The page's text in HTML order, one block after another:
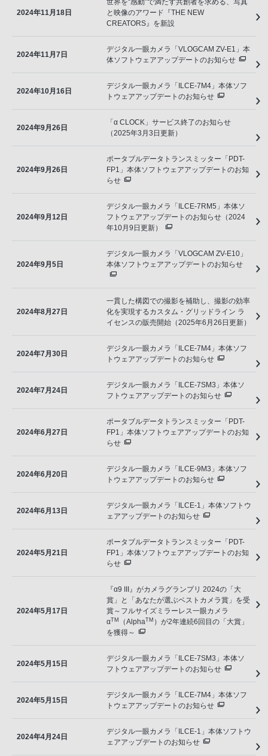
2024年11月18日
世界を“感動”で満たす共創者を求める、写真
と映像のアワード『THE NEW
CREATORS』を新設
2024年11月7日
デジタル一眼カメラ「VLOGCAM ZV-E1」本
体ソフトウェアアップデートのお知らせ
2024年10月16日
デジタル一眼カメラ「ILCE-7M4」本体ソフ
トウェアアップデートのお知らせ
2024年9月26日
「α CLOCK」サービス終了のお知らせ
（2025年3月3日更新）
2024年9月26日
ポータブルデータトランスミッター「PDT-
FP1」本体ソフトウェアアップデートのお知
らせ
2024年9月12日
デジタル一眼カメラ「ILCE-7RM5」本体ソ
フトウェアアップデートのお知らせ（2024
年10月9日更新）
2024年9月5日
デジタル一眼カメラ「VLOGCAM ZV-E10」
本体ソフトウェアアップデートのお知らせ
2024年8月27日
一貫した構図での撮影を補助し、撮影の効率
化を実現するカスタム・グリッドライン ラ
イセンスの販売開始（2025年6月26日更新）
2024年7月30日
デジタル一眼カメラ「ILCE-7M4」本体ソフ
トウェアアップデートのお知らせ
2024年7月24日
デジタル一眼カメラ「ILCE-7SM3」本体ソ
フトウェアアップデートのお知らせ
2024年6月27日
ポータブルデータトランスミッター「PDT-
FP1」本体ソフトウェアアップデートのお知
らせ
2024年6月20日
デジタル一眼カメラ「ILCE-9M3」本体ソフ
トウェアアップデートのお知らせ
2024年6月13日
デジタル一眼カメラ「ILCE-1」本体ソフトウ
ェアアップデートのお知らせ
2024年5月21日
ポータブルデータトランスミッター「PDT-
FP1」本体ソフトウェアアップデートのお知
らせ
2024年5月17日
『α9 III』がカメラグランプリ 2024の「大
賞」と「あなたが選ぶベストカメラ賞」を受
賞～フルサイズミラーレス一眼カメラ
αTM （AlphaTM ）が2年連続6回目の「大賞」
を獲得～
2024年5月15日
デジタル一眼カメラ「ILCE-7SM3」本体ソ
フトウェアアップデートのお知らせ
2024年5月15日
デジタル一眼カメラ「ILCE-7M4」本体ソフ
トウェアアップデートのお知らせ
2024年4月24日
デジタル一眼カメラ「ILCE-1」本体ソフトウ
ェアアップデートのお知らせ